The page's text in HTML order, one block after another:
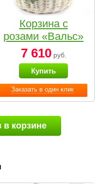
Заказать в один клик
Корзина с
розами «Вальс»
7 610руб.
Купить
корзине